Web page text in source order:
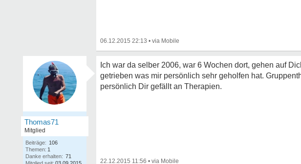
06.12.2015 22:13 •
Thomas71
Mitglied
Beiträge: 106
Themen: 1
Danke erhalten: 71
Ich war da selber 2006, war 6 Wochen dort, gehen auf
getrieben was mir persönlich sehr geholfen hat.
persönlich Dir gefällt an Therapien.
22.12.2015 11:56 •